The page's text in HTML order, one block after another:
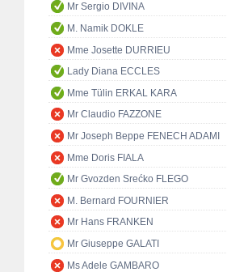
Mr Sergio DIVINA
M. Namik DOKLE
Mme Josette DURRIEU
Lady Diana ECCLES
Mme Tülin ERKAL KARA
Mr Claudio FAZZONE
Mr Joseph Beppe FENECH ADAMI
Mme Doris FIALA
Mr Gvozden Srećko FLEGO
M. Bernard FOURNIER
Mr Hans FRANKEN
Mr Giuseppe GALATI
Ms Adele GAMBARO